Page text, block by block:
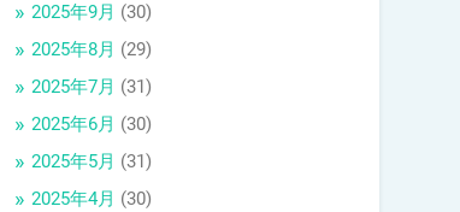
2025年9月 (30)
2025年8月 (29)
2025年7月 (31)
2025年6月 (30)
2025年5月 (31)
2025年4月 (30)